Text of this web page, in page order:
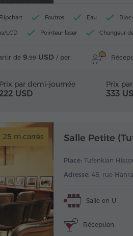
Flipchart Feutres Eau
LCD Pointeur laser Changeur
de 9.99 USD / per.
Prix par demi-journée
USD
Prix
333
25 m.carrès Salle Petite
Place: Tufenkian
Adresse: 48, rue
Salle en U
Réception